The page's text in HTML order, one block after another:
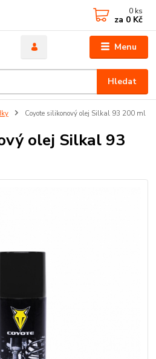
Menu
Hledat
0 ks
za 0 Kč
Coyote silikonový olej Silkal 93 200 ml
olej Silkal 93